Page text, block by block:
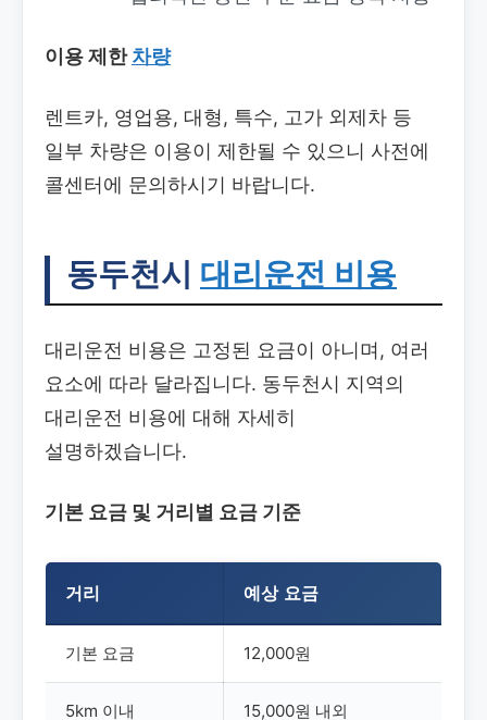
이용 제한차량
렌트카, 영업용, 대형, 특수, 고가 외제차 등
일부 차량은 이용이 제한될 수 있으니 사전에
콜센터에 문의하시기 바랍니다.
동두천시 대리운전 비용
대리운전 비용은 고정된 요금이 아니며, 여러
요소에 따라 달라집니다. 동두천시 지역의
대리운전 비용에 대해 자세히
설명하겠습니다.
기본 요금 및 거리별 요금 기준
거리 예상 요금
기본 요금 12,000원
5km 이내 15,000원 내외